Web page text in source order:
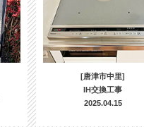
[唐津市中里]
IH交換工事
2025.04.15